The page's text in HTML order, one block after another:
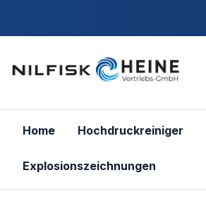
Home Hochdruckreiniger
Explosionszeichnungen